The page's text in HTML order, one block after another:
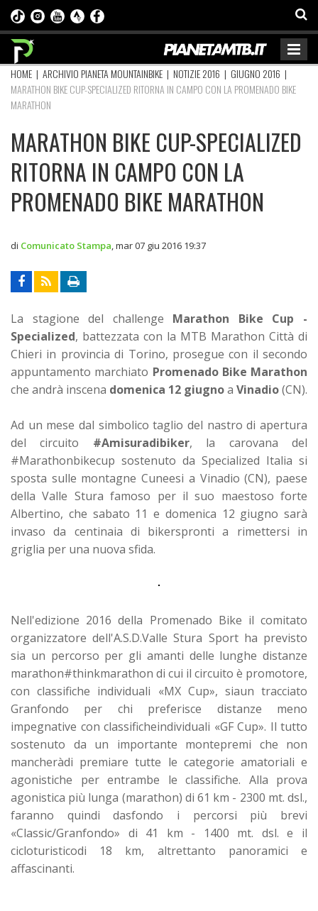
HOME | ARCHIVIO PIANETA MOUNTAINBIKE | NOTIZIE 2016 | GIUGNO 2016 |
MARATHON BIKE CUP-SPECIALIZED RITORNA IN CAMPO CON LA PROMENADO BIKE
MARATHON
MARATHON BIKE CUP-SPECIALIZED
RITORNA IN CAMPO CON LA
PROMENADO BIKE MARATHON
di Comunicato Stampa mar 07 giu 2016 19:37
La stagione del challenge Marathon Bike Cup -
Specialized, battezzata con la MTB Marathon Città di
Chieri in provincia di Torino, prosegue con il secondo
appuntamento marchiato Promenado Bike Marathon
che andrà inscena domenica 12 giugnoa Vinadio(CN).
Ad un mese dal simbolico taglio del nastro di apertura
del circuito #Amisuradibiker, la carovana del
#Marathonbikecup sostenuto da Specialized Italia si
sposta sulle montagne Cuneesi a Vinadio (CN), paese
della Valle Stura famoso per il suo maestoso forte
Albertino, che sabato 11 e domenica 12 giugno sarà
invaso da centinaia di bikerspronti a rimettersi in
griglia per una nuova sfida.
Nell'edizione 2016 della Promenado Bike il comitato
organizzatore dell'A.S.D.Valle Stura Sport ha previsto
sia un percorso per gli amanti delle lunghe distanze
marathon#thinkmarathon di cui il circuito è promotore,
con classifiche individuali «MX Cup», siaun tracciato
Granfondo per chi preferisce distanze meno
impegnative con classificheindividuali «GF Cup». Il tutto
sostenuto da un importante montepremi che non
mancheràdi premiare tutte le categorie amatoriali e
agonistiche per entrambe le classifiche. Alla prova
agonistica più lunga (marathon) di 61 km - 2300 mt. dsl.,
faranno quindi dasfondo i percorsi più brevi
«Classic/Granfondo» di 41 km - 1400 mt. dsl. e il
cicloturisticodi 18 km, altrettanto panoramici e
affascinanti.